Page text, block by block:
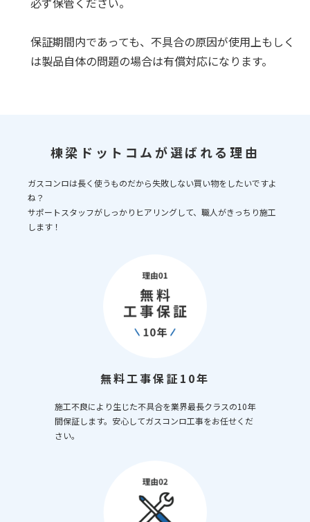
保証期間内であっても、不具合の原因が使用上もしく
は製品自体の問題の場合は有償対応になります。
棟梁ドットコムが選ばれる理由
ガスコンロは長く使うものだから失敗しない買い物をしたいですよ
ね？
サポートスタッフがしっかりヒアリングして、職人がきっちり施工
します！
無料工事保証10年
施工不良により生じた不具合を業界最長クラスの10年
間保証します。安心してガスコンロ工事をお任せくだ
さい。